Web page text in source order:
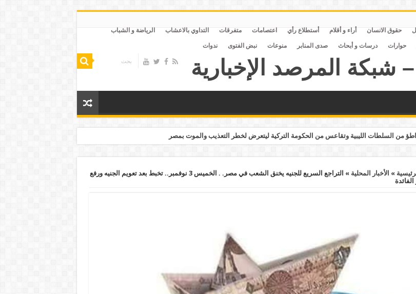
حقوق الانسان أراء و أقلام أستطلاع رأي اعتصامات متفرقات التداوي بالاعشاب الرياضة و الشباب
حوارات درسات و أبحاث صدى المنابر منوعات نبض الفتوى ندوات
من السلطات الليبية وتقاعس من الحكومة التركية ليتعرض لخطر التعذيب والموت بمصر
» الأخبار المحلية »
التراجع السريع للجنيه يخنق الشعب في مصر. . الخميس 3 نوفمبر.. تخبط بعد تعويم الجنيه ورفع